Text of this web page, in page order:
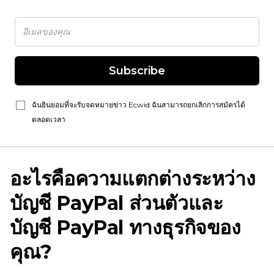
Subscribe
ฉันยินยอมที่จะรับจดหมายข่าว Ecwid ฉันสามารถยกเลิกการสมัครได้
ตลอดเวลา
อะไรคือความแตกต่างระหว่าง
บัญชี PayPal ส่วนตัวและ
บัญชี PayPal ทางธุรกิจของ
คุณ?